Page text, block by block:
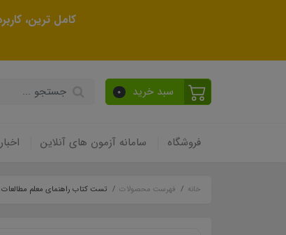
کامل ترین،
سبد خرید 0
فروشگاه سامانه آزمون های آنلاین
خانه فهرست محصولات تست کتاب راهنمای معلم مطالعات